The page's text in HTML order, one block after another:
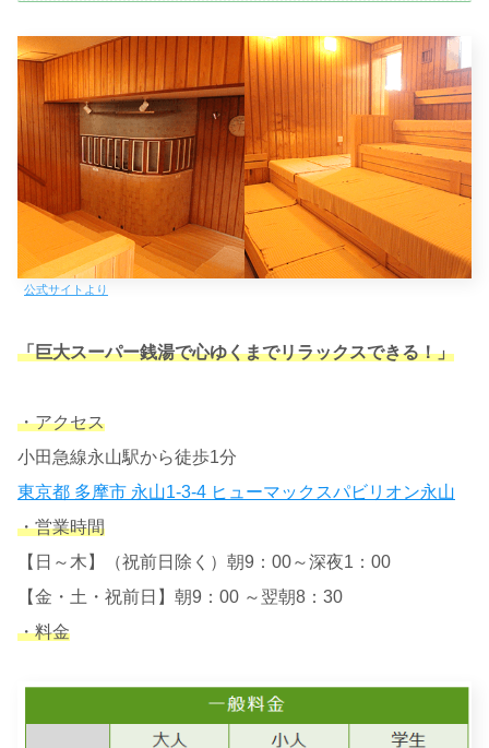
公式サイトより
「巨大スーパー銭湯で心ゆくまでリラックスできる！」
・アクセス
小田急線永山駅から徒歩1分
東京都 多摩市 永山1-3-4 ヒューマックスパビリオン永山
・営業時間
【日～木】（祝前日除く）朝9：00～深夜1：00
【金・土・祝前日】朝9：00 ～翌朝8：30
・料金